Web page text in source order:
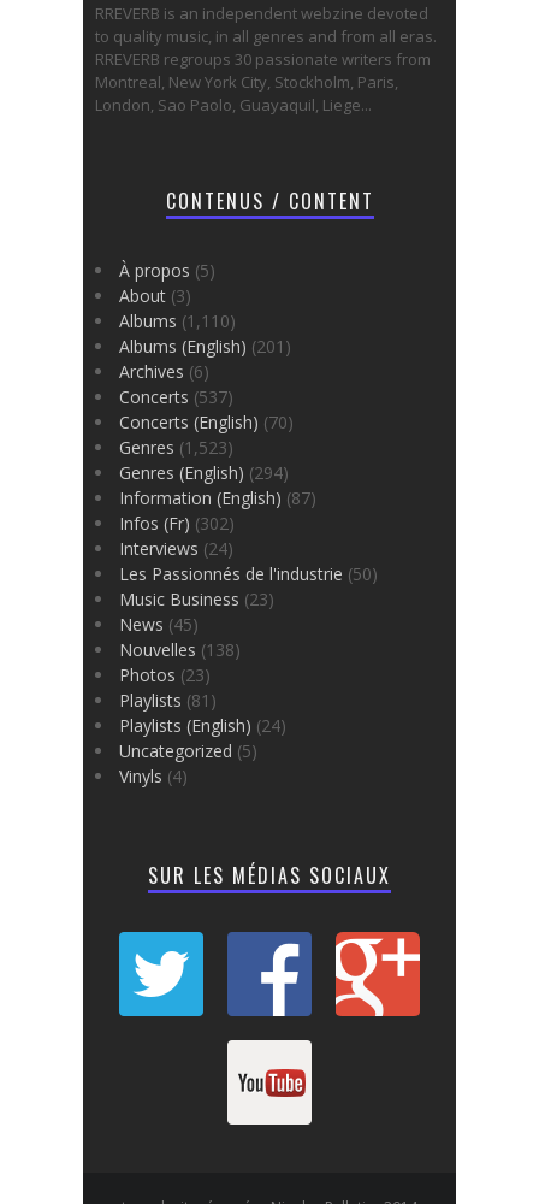
RREVERB is an independent webzine devoted
to quality music, in all genres and from all eras.
RREVERB regroups 30 passionate writers from
Montreal, New York City, Stockholm, Paris,
London, Sao Paolo, Guayaquil, Liege...
CONTENUS / CONTENT
À propos (5)
About (3)
Albums (1,110)
Albums (English) (201)
Archives (6)
Concerts (537)
Concerts (English) (70)
Genres (1,523)
Genres (English) (294)
Information (English) (87)
Infos (Fr) (302)
Interviews (24)
Les Passionnés de l'industrie (50)
Music Business (23)
News (45)
Nouvelles (138)
Photos (23)
Playlists (81)
Playlists (English) (24)
Uncategorized (5)
Vinyls (4)
SUR LES MÉDIAS SOCIAUX